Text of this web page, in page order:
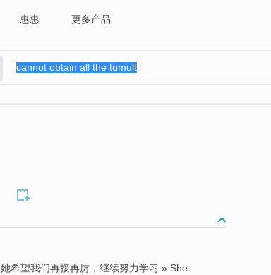
惠惠 更多产品
她希望我们再接再厉，继续努力学习 » She